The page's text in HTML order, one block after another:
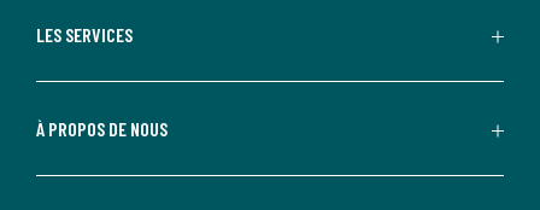
LES SERVICES
À PROPOS DE NOUS